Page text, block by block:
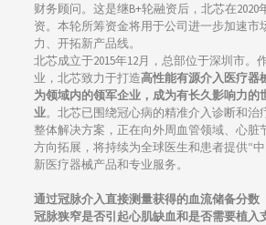
财务顾问。这是继B+轮融资后，北芯在2020
资。本轮所筹资金将用于公司进一步加速市
力、开拓新产品线。
北芯成立于2015年12月，总部位于深圳市。
业，北芯致力于打造高性能有源介入医疗器
为领域内的领军企业，成为有长久影响力的
业。北芯已围绕冠心病的精准介入诊断和治
整体解决方案，正在向外周血管领域、心脏
方向拓展，将持续为全球医生和患者提供“
新医疗器械产品和专业服务。
通过冠脉介入直接测量获得的血流储备分数
冠脉狭窄是否引起心肌缺血和是否需要植入